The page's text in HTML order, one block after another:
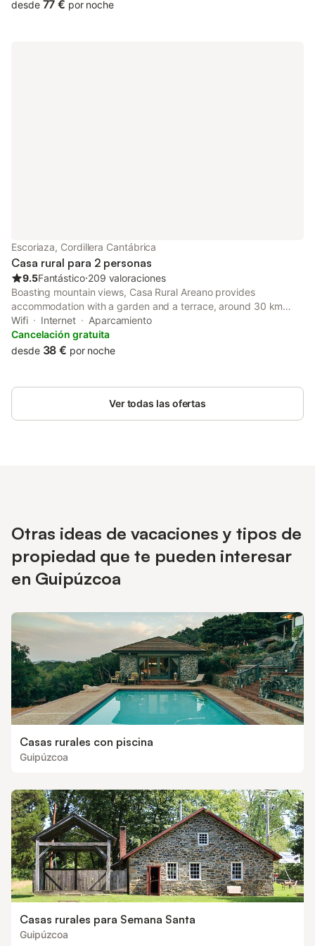
desde 77 € por noche
Escoriaza, Cordillera Cantábrica
Casa rural para 2 personas
9.5Fantástico⋅209 valoraciones
Boasting mountain views, Casa Rural Areano provides
accommodation with a garden and a terrace, around 30 km
from Sanctuary of Arantzazu. With garden views, this
accommodation offers a patio.
Wifi Internet
Aparcamiento
Cancelación gratuita
desde 38 € por noche
Ver todas las ofertas
Otras ideas de vacaciones y tipos de
propiedad que te pueden interesar
en Guipúzcoa
Casas rurales con piscina
Guipúzcoa
Casas rurales para Semana Santa
Guipúzcoa